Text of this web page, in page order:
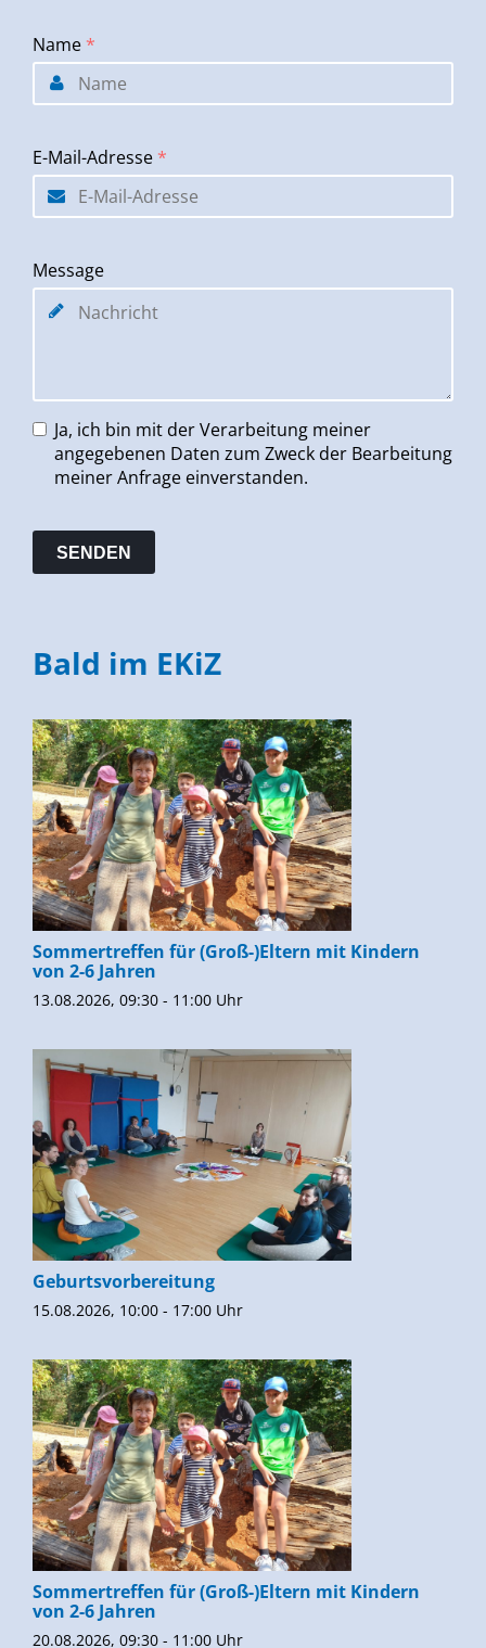
Name *
E-Mail-Adresse *
Message
Ja, ich bin mit der Verarbeitung meiner
angegebenen Daten zum Zweck der Bearbeitung
meiner Anfrage einverstanden.
Bald im EKiZ
Sommertreffen für (Groß-)Eltern mit Kindern
von 2-6 Jahren
13.08.2026, 09:30 - 11:00 Uhr
Geburtsvorbereitung
15.08.2026, 10:00 - 17:00 Uhr
Sommertreffen für (Groß-)Eltern mit Kindern
von 2-6 Jahren
20.08.2026, 09:30 - 11:00 Uhr